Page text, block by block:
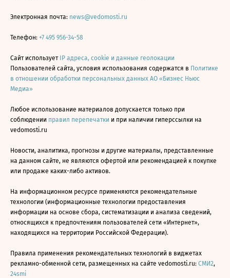
Электронная почта: news@vedomosti.ru
Телефон: +7 495 956-34-58
Сайт использует IP адреса, cookie и данные геолокации
Пользователей сайта, условия использования содержатся в Политике
в отношении обработки персональных данных АО «Бизнес Ньюс
Медиа»
Любое использование материалов допускается только при
соблюдении правил перепечатки и при наличии гиперссылки на
vedomosti.ru
Новости, аналитика, прогнозы и другие материалы, представленные
на данном сайте, не являются офертой или рекомендацией к покупке
или продаже каких-либо активов.
На информационном ресурсе применяются рекомендательные
технологии (информационные технологии предоставления
информации на основе сбора, систематизации и анализа сведений,
относящихся к предпочтениям пользователей сети «Интернет»,
находящихся на территории Российской Федерации).
Правила применения рекомендательных технологий в виджетах
рекламно-обменной сети, размещенных на сайте vedomosti.ru: СМИ2,
24smi